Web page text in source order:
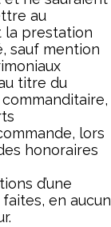
au
la prestation
sauf mention
titre du
lors
honoraires
d’une
en aucun